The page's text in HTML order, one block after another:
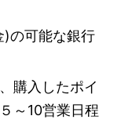
)の可能な銀行
購入したポイ
～10営業日程